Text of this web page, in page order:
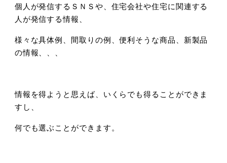
個人が発信するＳＮＳや、住宅会社や住宅に関連する
人が発信する情報、
様々な具体例、間取りの例、便利そうな商品、新製品
の情報、、、
情報を得ようと思えば、いくらでも得ることができま
すし、
何でも選ぶことができます。